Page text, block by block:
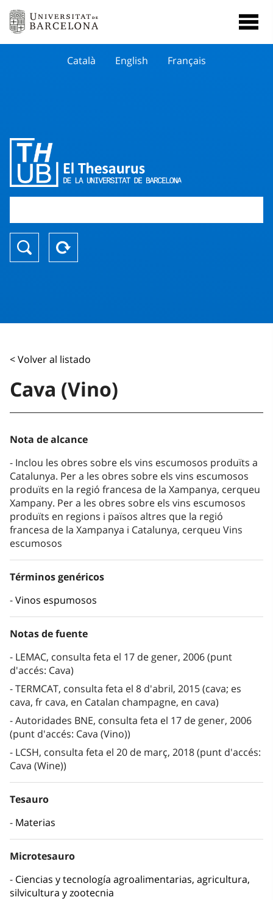
Català English Français
< Volver al listado
Cava (Vino)
Nota de alcance
Inclou les obres sobre els vins escumosos produïts a
Catalunya. Per a les obres sobre els vins escumosos
produïts en la regió francesa de la Xampanya, cerqueu
Xampany. Per a les obres sobre els vins escumosos
produïts en regions i països altres que la regió
francesa de la Xampanya i Catalunya, cerqueu Vins
escumosos
Términos genéricos
Vinos espumosos
Notas de fuente
LEMAC, consulta feta el 17 de gener, 2006 (punt
d'accés: Cava)
TERMCAT, consulta feta el 8 d'abril, 2015 (cava; es
cava, fr cava, en Catalan champagne, en cava)
Autoridades BNE, consulta feta el 17 de gener, 2006
(punt d'accés: Cava (Vino))
LCSH, consulta feta el 20 de març, 2018 (punt d'accés:
Cava (Wine))
Tesauro
Materias
Microtesauro
Ciencias y tecnología agroalimentarias, agricultura,
silvicultura y zootecnia